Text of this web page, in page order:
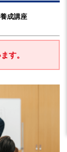
成講座
す。